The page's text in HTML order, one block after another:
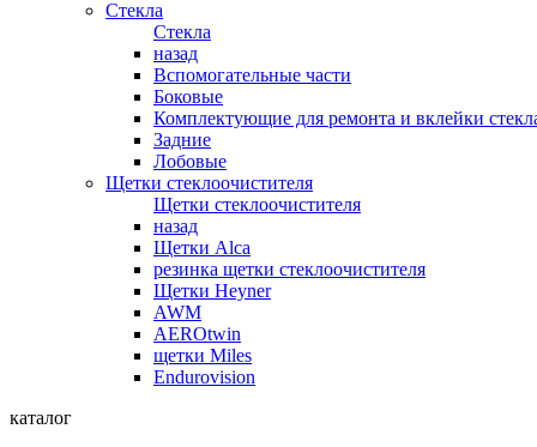
Стекла
Стекла
назад
Вспомогательные части
Боковые
Комплектующие для ремонта и вклейки
Задние
Лобовые
Щетки стеклоочистителя
Щетки стеклоочистителя
назад
Щетки Alca
резинка щетки стеклоочистителя
Щетки Heyner
AWM
AEROtwin
щетки Miles
Endurovision
каталог